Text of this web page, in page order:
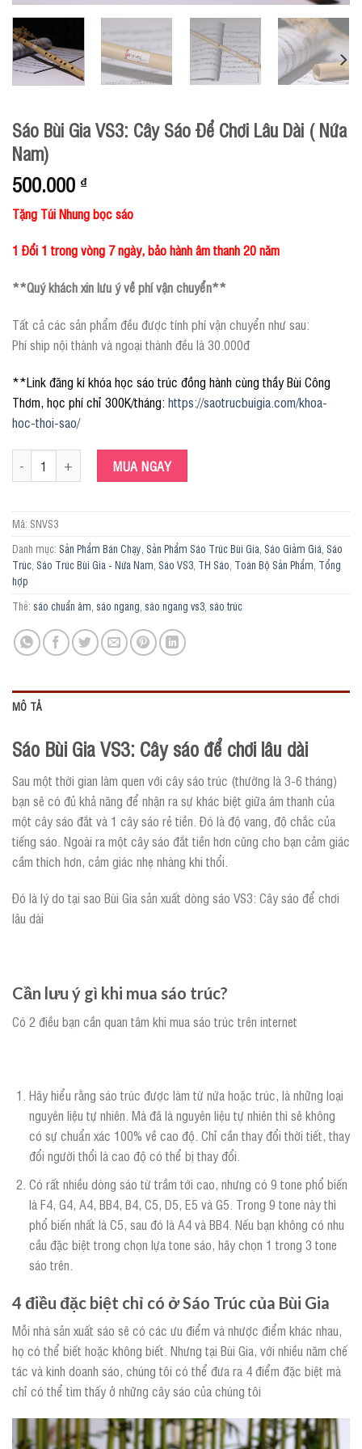
Sáo Bùi Gia VS3: Cây Sáo Để Chơi Lâu Dài ( Nứa
Nam)
500.000 ₫
Tặng Túi Nhung bọc sáo
1 Đổi 1 trong vòng 7 ngày, bảo hành âm thanh 20 năm
**Quý khách xin lưu ý về phí vận chuyển**
Tất cả các sản phẩm đều được tính phí vận chuyển như sau:
Phí ship nội thành và ngoại thành đều là 30.000đ
**Link đăng kí khóa học sáo trúc đồng hành cùng thầy Bùi Công
Thơm, học phí chỉ 300K/tháng:https://saotrucbuigia.com/khoa-
hoc-thoi-sao/
Sáo Bùi Gia VS3: Cây Sáo Để Chơi Lâu Dài ( Nứa Nam) số lượng
MUA NGAY
Mã: SNVS3
Danh mục: Sản Phẩm Bán Chạy, Sản Phẩm Sáo Trúc Bùi Gia, Sáo Giảm Giá, Sáo
Trúc, Sáo Trúc Bùi Gia - Nứa Nam, Sáo VS3, TH Sáo, Toàn Bộ Sản Phẩm, Tổng
hợp
Thẻ: sáo chuẩn âm, sáo ngang, sáo ngang vs3, sáo trúc
MÔ TẢ
Sáo Bùi Gia VS3: Cây sáo để chơi lâu dài
Sau một thời gian làm quen với cây sáo trúc (thường là 3-6 tháng)
bạn sẽ có đủ khả năng để nhận ra sự khác biệt giữa âm thanh của
một cây sáo đắt và 1 cây sáo rẻ tiền. Đó là độ vang, độ chắc của
tiếng sáo. Ngoài ra một cây sáo đắt tiền hơn cũng cho bạn cảm giác
cầm thích hơn, cảm giác nhẹ nhàng khi thổi.
Đó là lý do tại sao Bùi Gia sản xuất dòng sáo VS3: Cây sáo để chơi
lâu dài
Cần lưu ý gì khi mua sáo trúc?
Có 2 điều bạn cần quan tâm khi mua sáo trúc trên internet
Hãy hiểu rằng sáo trúc được làm từ nứa hoặc trúc, là những loại
nguyên liệu tự nhiên. Mà đã là nguyên liệu tự nhiên thì sẽ không
có sự chuẩn xác 100% về cao độ. Chỉ cần thay đổi thời tiết, thay
đổi người thổi là cao độ có thể bị thay đổi.
Có rất nhiều dòng sáo từ trầm tới cao, nhưng có 9 tone phổ biến
là F4, G4, A4, BB4, B4, C5, D5, E5 và G5. Trong 9 tone này thì
phổ biến nhất là C5, sau đó là A4 và BB4. Nếu bạn không có nhu
cầu đặc biệt trong chọn lựa tone sáo, hãy chọn 1 trong 3 tone
sáo trên.
4 điều đặc biệt chỉ có ở Sáo Trúc của Bùi Gia
Mỗi nhà sản xuất sáo sẽ có các ưu điểm và nhược điểm khác nhau,
họ có thể biết hoặc không biết. Nhưng tại Bùi Gia, với nhiều năm chế
tác và kinh doanh sáo, chúng tôi có thể đưa ra 4 điểm đặc biệt mà
chỉ có thể tìm thấy ở những cây sáo của chúng tôi